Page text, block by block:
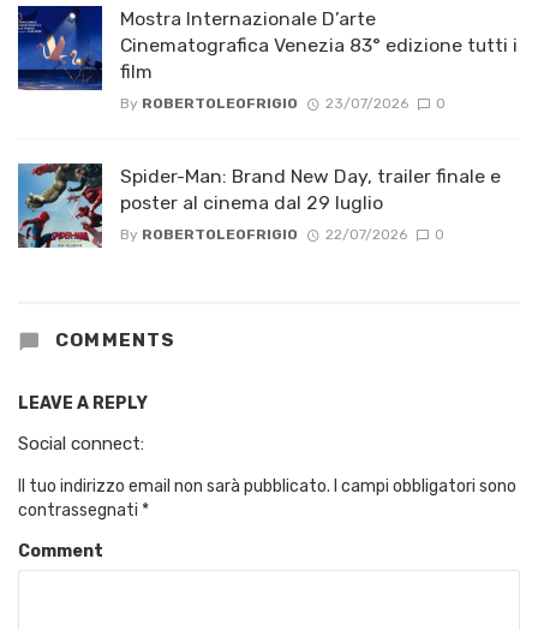
Mostra Internazionale D’arte
Cinematografica Venezia 83° edizione tutti i
film
By ROBERTOLEOFRIGIO 23/07/2026 0
Spider-Man: Brand New Day, trailer finale e
poster al cinema dal 29 luglio
By ROBERTOLEOFRIGIO 22/07/2026 0
COMMENTS
LEAVE A REPLY
Social connect:
Il tuo indirizzo email non sarà pubblicato. I campi obbligatori sono
contrassegnati *
Comment